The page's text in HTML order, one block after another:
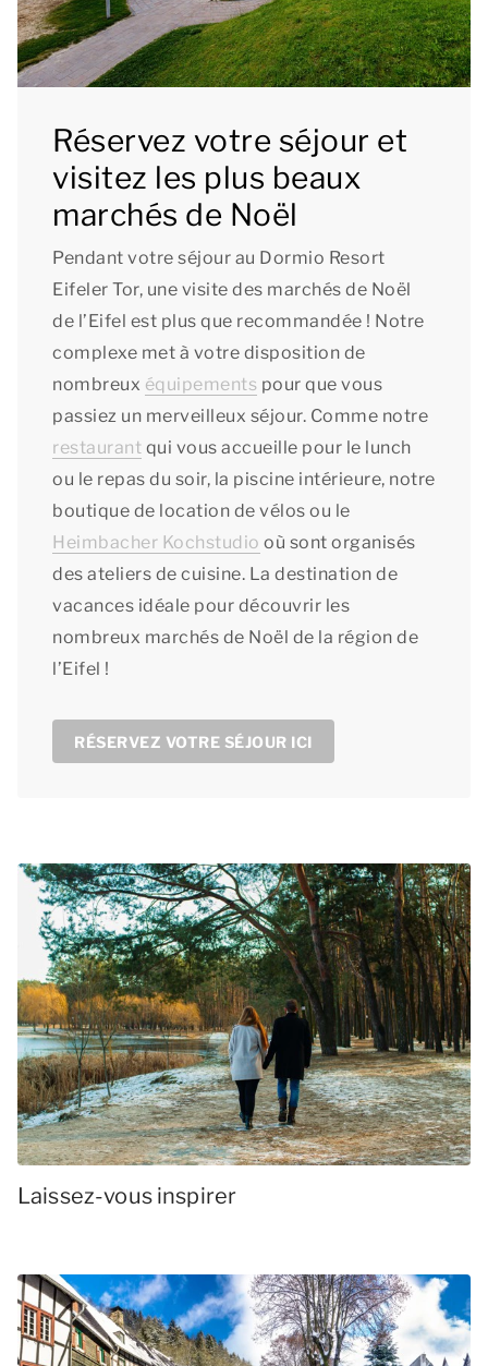
Réservez votre séjour et
visitez les plus beaux
marchés de Noël
Pendant votre séjour au Dormio Resort
Eifeler Tor, une visite des marchés de Noël
de l’Eifel est plus que recommandée ! Notre
complexe met à votre disposition de
nombreux équipements pour que vous
passiez un merveilleux séjour. Comme notre
restaurant qui vous accueille pour le lunch
ou le repas du soir, la piscine intérieure, notre
boutique de location de vélos ou le
Heimbacher Kochstudio où sont organisés
des ateliers de cuisine. La destination de
vacances idéale pour découvrir les
nombreux marchés de Noël de la région de
l’Eifel !
RÉSERVEZ VOTRE SÉJOUR ICI
Laissez-vous inspirer